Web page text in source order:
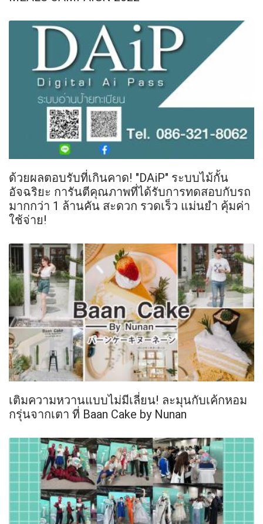
ด้วยผลตอบรับที่เกินคาด! "DAiP" ระบบไม้กั้น
อัจฉริยะ การันตีคุณภาพที่ได้รับการทดสอบกับรถ
มากกว่า 1 ล้านคัน สะดวก รวดเร็ว แม่นยำ คุ้มค่า
ใช้จ่าย!
เติมความหวานแบบไม่มีเลี่ยน! ละมุนกับเค้กหอม
กรุ่นจากเตา ที่ Baan Cake by Nunan